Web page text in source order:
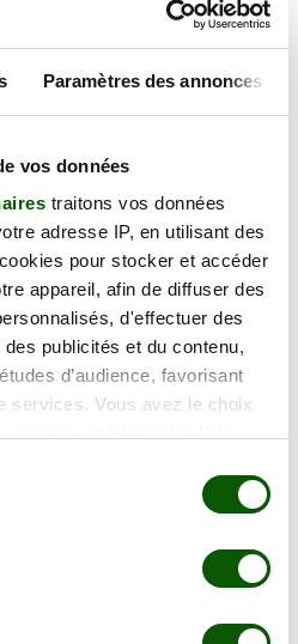
Paramètres des annonces
vos données
traitons vos données
adresse IP, en utilisant des
pour stocker et accéder
appareil, afin de diffuser des
d'effectuer des
publicités et du contenu,
d’audience, favorisant
services. Vous avez le choix
la Déclaration relative aux
l'icône de confidentialité.
aimerions également :
être précises à plusieurs
la Garenne,
jusqu'à 48h
2026
la Garenne,
2026